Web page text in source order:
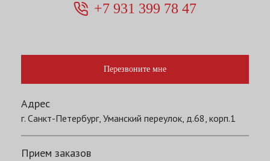
+7 931 399 78 47
Перезвоните мне
Адрес
г. Санкт-Петербург, Уманский переулок, д.68, корп.1
Прием заказов